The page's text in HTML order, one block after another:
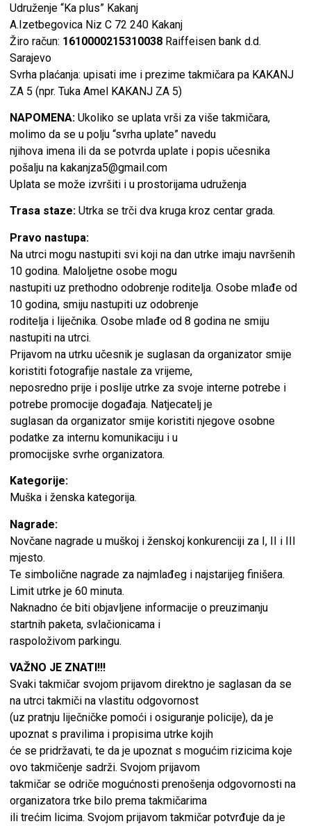
Udruženje “Ka plus” Kakanj
A.Izetbegovica Niz C 72 240 Kakanj
Žiro račun: 1610000215310038 Raiffeisen bank d.d.
Sarajevo
Svrha plaćanja: upisati ime i prezime takmičara pa KAKANJ
ZA 5 (npr. Tuka Amel KAKANJ ZA 5)
NAPOMENA:Ukoliko se uplata vrši za više takmičara,
molimo da se u polju “svrha uplate” navedu
njihova imena ili da se potvrda uplate i popis učesnika
pošalju na kakanjza5@gmail.com
Uplata se može izvršiti i u prostorijama udruženja
Trasa staze: Utrka se trči dva kruga kroz centar grada.
Pravo nastupa:
Na utrci mogu nastupiti svi koji na dan utrke imaju navršenih
10 godina. Maloljetne osobe mogu
nastupiti uz prethodno odobrenje roditelja. Osobe mlađe od
10 godina, smiju nastupiti uz odobrenje
roditelja i liječnika. Osobe mlađe od 8 godina ne smiju
nastupiti na utrci.
Prijavom na utrku učesnik je suglasan da organizator smije
koristiti fotografije nastale za vrijeme,
neposredno prije i poslije utrke za svoje interne potrebe i
potrebe promocije događaja. Natjecatelj je
suglasan da organizator smije koristiti njegove osobne
podatke za internu komunikaciju i u
promocijske svrhe organizatora.
Kategorije:
Muška i ženska kategorija.
Nagrade:
Novčane nagrade u muškoj i ženskoj konkurenciji za I, II i III
mjesto.
Te simbolične nagrade za najmlađeg i najstarijeg finišera.
Limit utrke je 60 minuta.
Naknadno će biti objavljene informacije o preuzimanju
startnih paketa, svlačionicama i
raspoloživom parkingu.
VAŽNO JE ZNATI!!!
Svaki takmičar svojom prijavom direktno je saglasan da se
na utrci takmiči na vlastitu odgovornost
(uz pratnju liječničke pomoći i osiguranje policije), da je
upoznat s pravilima i propisima utrke kojih
će se pridržavati, te da je upoznat s mogućim rizicima koje
ovo takmičenje sadrži. Svojom prijavom
takmičar se odriče mogućnosti prenošenja odgovornosti na
organizatora trke bilo prema takmičarima
ili trećim licima. Svojom prijavom takmičar potvrđuje da je